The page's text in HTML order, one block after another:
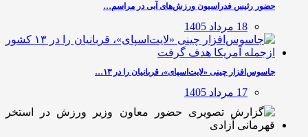
حضور رئیس فدراسیون ورزش‌های آبی در مراسم…
18 مرداد 1405
جاسوس‌افزار چینی «لایت‌اسپای»، قربانیان را در ۱۳…
17 مرداد 1405